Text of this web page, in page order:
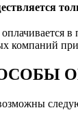
оплачивается
компаний